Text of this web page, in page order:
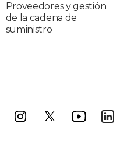
Proveedores y gestión
de la cadena de
suministro